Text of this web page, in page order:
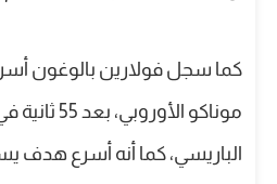
كما سجل فولارين بالوغون
موناكو
الباريسي، كما أنه أسرع هدف